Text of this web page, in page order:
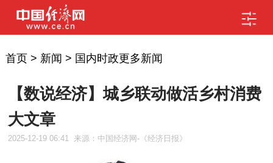
首页> 新闻 > 国内时政更多新闻
【数说经济】城乡联动做活乡村消费
大文章
2025-12-19 06:41 来源：中国经济网-《经济日报》